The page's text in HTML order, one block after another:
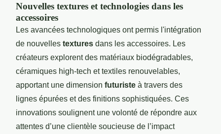
Nouvelles textures et technologies dans les
accessoires
Les avancées technologiques ont permis l'intégration
de nouvelles textures dans les accessoires. Les
créateurs explorent des matériaux biodégradables,
céramiques high-tech et textiles renouvelables,
apportant une dimension futuriste à travers des
lignes épurées et des finitions sophistiquées. Ces
innovations soulignent une volonté de répondre aux
attentes d’une clientèle soucieuse de l’impact